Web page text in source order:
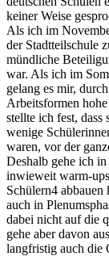
keiner Weise
Als ich im
der Stadtteilschule
mündliche
war. Als ich im
gelang es mir,
Arbeitsformen
stellte ich fest,
wenige
waren, vor der
Deshalb gehe ich
inwieweit warm-
Schülern4
auch in
dabei nicht auf die
gehe aber davon
langfristig auch die